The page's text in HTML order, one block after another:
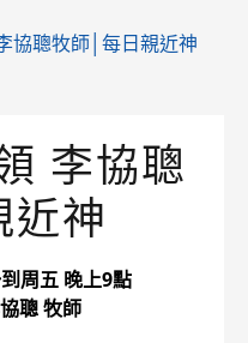
協聰牧師│每日親近神
李協聰
神
周五 晚上9點
聰 牧師